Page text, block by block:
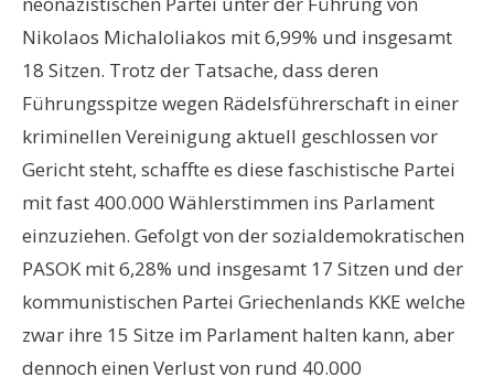
Nikolaos Michaloliakos mit 6,99% und insgesamt
18 Sitzen. Trotz der Tatsache, dass deren
Führungsspitze wegen Rädelsführerschaft in einer
kriminellen Vereinigung aktuell geschlossen vor
Gericht steht, schaffte es diese faschistische Partei
mit fast 400.000 Wählerstimmen ins Parlament
einzuziehen. Gefolgt von der sozialdemokratischen
PASOK mit 6,28% und insgesamt 17 Sitzen und der
kommunistischen Partei Griechenlands KKE welche
zwar ihre 15 Sitze im Parlament halten kann, aber
dennoch einen Verlust von rund 40.000